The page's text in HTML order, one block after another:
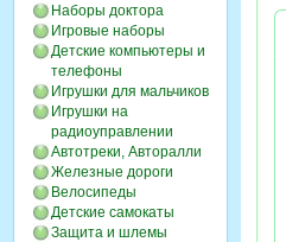
Наборы доктора
Игровые наборы
Детские компьютеры и
телефоны
Игрушки для мальчиков
Игрушки на
радиоуправлении
Автотреки, Авторалли
Железные дороги
Велосипеды
Детские самокаты
Защита и шлемы